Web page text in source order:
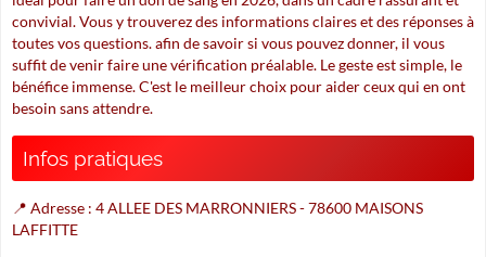
convivial. Vous y trouverez des informations claires et des réponses à
toutes vos questions. afin de savoir si vous pouvez donner, il vous
suffit de venir faire une vérification préalable. Le geste est simple, le
bénéfice immense. C'est le meilleur choix pour aider ceux qui en ont
besoin sans attendre.
Infos pratiques
📍 Adresse : 4 ALLEE DES MARRONNIERS - 78600 MAISONS
LAFFITTE